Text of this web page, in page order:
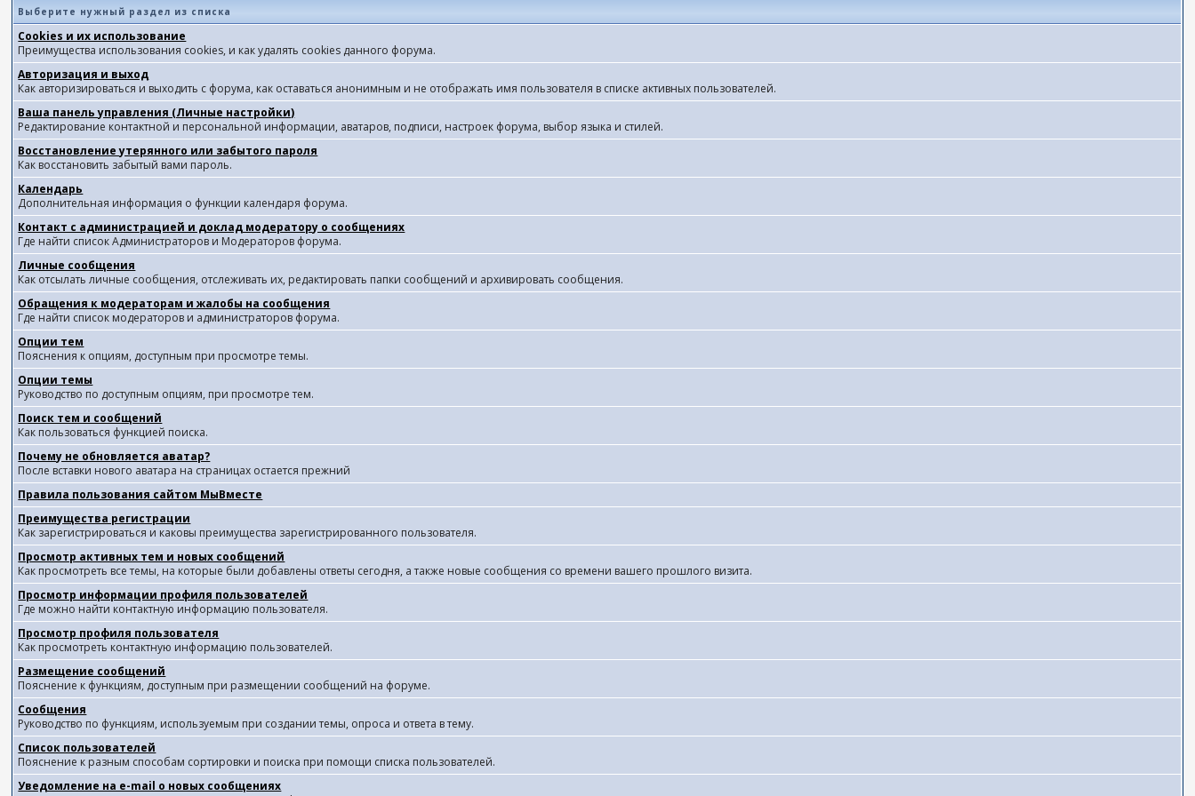
Выберите нужный раздел из списка
Cookies и их использование
Преимущества использования cookies, и как удалять cookies данного форума.
Авторизация и выход
Как авторизироваться и выходить с форума, как оставаться анонимным и не отображать имя пользователя в списке активных пользователей.
Ваша панель управления (Личные настройки)
Редактирование контактной и персональной информации, аватаров, подписи, настроек форума, выбор языка и стилей.
Восстановление утерянного или забытого пароля
Как восстановить забытый вами пароль.
Календарь
Дополнительная информация о функции календаря форума.
Контакт с администрацией и доклад модератору о сообщениях
Где найти список Администраторов и Модераторов форума.
Личные сообщения
Как отсылать личные сообщения, отслеживать их, редактировать папки сообщений и архивировать сообщения.
Обращения к модераторам и жалобы на сообщения
Где найти список модераторов и администраторов форума.
Опции тем
Пояснения к опциям, доступным при просмотре темы.
Опции темы
Руководство по доступным опциям, при просмотре тем.
Поиск тем и сообщений
Как пользоваться функцией поиска.
Почему не обновляется аватар?
После вставки нового аватара на страницах остается прежний
Правила пользования сайтом МыВместе
Преимущества регистрации
Как зарегистрироваться и каковы преимущества зарегистрированного пользователя.
Просмотр активных тем и новых сообщений
Как просмотреть все темы, на которые были добавлены ответы сегодня, а также новые сообщения со времени вашего прошлого визита.
Просмотр информации профиля пользователей
Где можно найти контактную информацию пользователя.
Просмотр профиля пользователя
Как просмотреть контактную информацию пользователей.
Размещение сообщений
Пояснение к функциям, доступным при размещении сообщений на форуме.
Сообщения
Руководство по функциям, используемым при создании темы, опроса и ответа в тему.
Список пользователей
Пояснение к разным способам сортировки и поиска при помощи списка пользователей.
Уведомление на e-mail о новых сообщениях